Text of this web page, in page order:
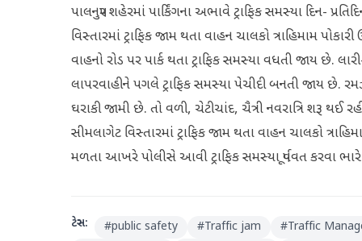
પાલનપુર શહેરમાં પાર્કિંગના અભાવે ટ્રાફિક સમસ્યા દિન-
વિસ્તારમાં ટ્રાફિક જામ થતા વાહન ચાલકો ત્રાહિમામ
વાહનો રોડ પર પાર્ક થતા ટ્રાફિક સમસ્યા વધતી જાય છે.
લાપરવાહીને પગલે ટ્રાફિક સમસ્યા પેચીદી બનતી જાય છે.
ઘરાકી જામી છે. તો વળી, ચેટીચાંદ, ચૈત્રી નવરાત્રિ શરૂ
સીમલાગેટ વિસ્તારમાં ટ્રાફિક જામ થતા વાહન ચાલકો
મળતા આખરે પોલીસે આવી ટ્રાફિક સમસ્યા પૂર્વવત કરવા
ટેગ્સ: #public safety #Traffic jam #Traffic